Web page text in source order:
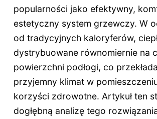
popularności jako efektywny,
estetyczny system grzewczy. W
od tradycyjnych kaloryferów,
dystrybuowane równomiernie na
powierzchni podłogi, co
przyjemny klimat w
korzyści zdrowotne. Artykuł ten
dogłębną analizę tego